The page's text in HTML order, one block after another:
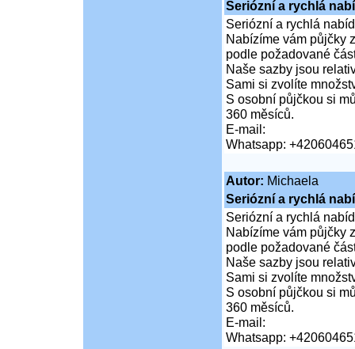
Seriózní a rychlá
Seriózní a rychlá
Nabízíme vám půjčky
podle požadované
Naše sazby jsou
Sami si zvolíte
S osobní půjčkou si
360 měsíců.
E-mail:
Whatsapp:
Autor: Michaela
Seriózní a rychlá
Seriózní a rychlá
Nabízíme vám půjčky
podle požadované
Naše sazby jsou
Sami si zvolíte
S osobní půjčkou si
360 měsíců.
E-mail:
Whatsapp: